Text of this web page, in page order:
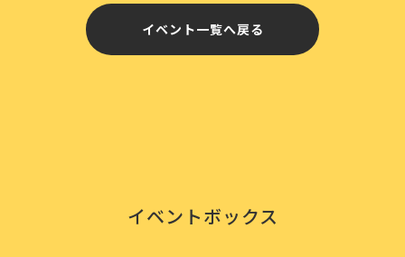
イベント一覧へ戻る
イベントボックス